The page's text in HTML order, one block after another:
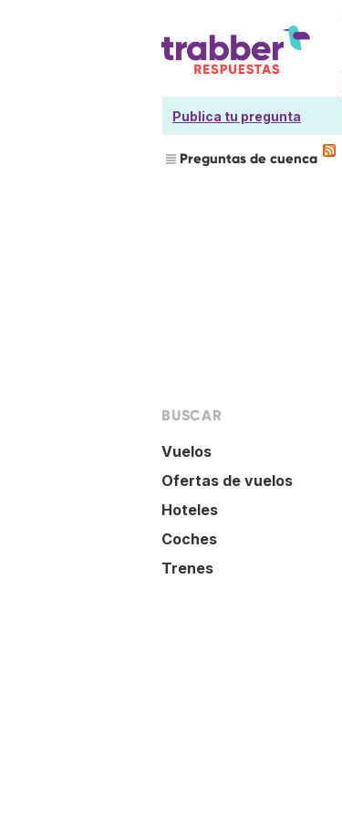
Publica tu pregunta
Preguntas de cuenca
BUSCAR
Vuelos
Ofertas de vuelos
Hoteles
Coches
Trenes